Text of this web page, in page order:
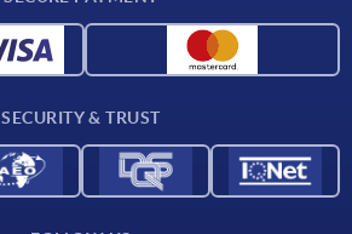
SECURITY & TRUST